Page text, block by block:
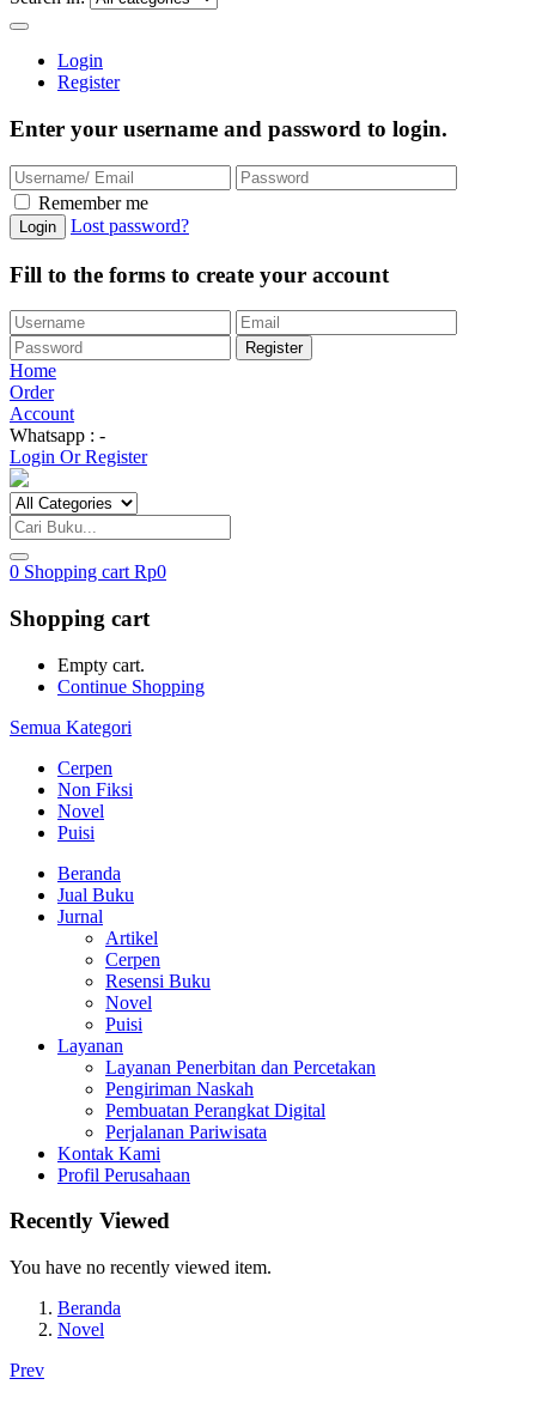
Login
Register
Enter your username and password to login.
Remember me
Lost password?
Fill to the forms to create your account
Home
Order
Account
Whatsapp : -
Login Or Register
0 Shopping cart Rp0
Shopping cart
Empty cart.
Continue Shopping
Semua Kategori
Cerpen
Non Fiksi
Novel
Puisi
Beranda
Jual Buku
Jurnal
Artikel
Cerpen
Resensi Buku
Novel
Puisi
Layanan
Layanan Penerbitan dan Percetakan
Pengiriman Naskah
Pembuatan Perangkat Digital
Perjalanan Pariwisata
Kontak Kami
Profil Perusahaan
Recently Viewed
You have no recently viewed item.
Beranda
Novel
Prev